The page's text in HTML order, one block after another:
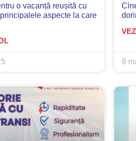
o vacanță reușită cu
aspecte la care
9